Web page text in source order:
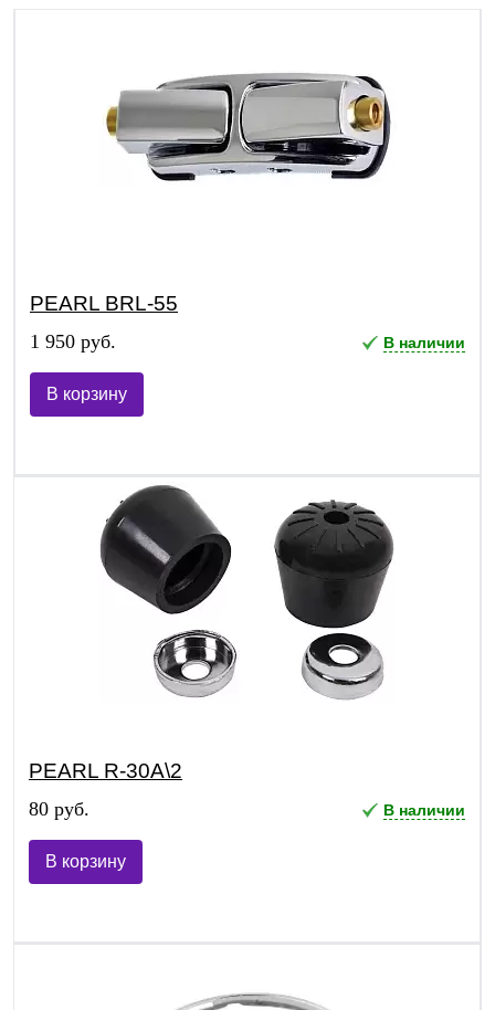
PEARL BRL-55
1 950 руб. В наличии
В корзину
PEARL R-30A\2
80 руб. В наличии
В корзину